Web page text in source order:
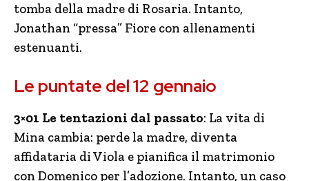
tomba della madre di Rosaria. Intanto,
Jonathan “pressa” Fiore con allenamenti
estenuanti.
Le puntate del 12 gennaio
3×01 Le tentazioni dal passato: La vita di
Mina cambia: perde la madre, diventa
affidataria di Viola e pianifica il matrimonio
con Domenico per l’adozione. Intanto, un caso